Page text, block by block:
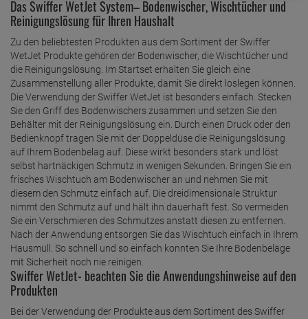
Das Swiffer WetJet System– Bodenwischer, Wischtücher und
Reinigungslösung für Ihren Haushalt
Zu den beliebtesten Produkten aus dem Sortiment der Swiffer
WetJet Produkte gehören der Bodenwischer, die Wischtücher und
die Reinigungslösung. Im Startset erhalten Sie gleich eine
Zusammenstellung aller Produkte, damit Sie direkt loslegen können.
Die Verwendung der Swiffer WetJet ist besonders einfach. Stecken
Sie den Griff des Bodenwischers zusammen und setzen Sie den
Behälter mit der Reinigungslösung ein. Durch einen Druck oder den
Bedienknopf tragen Sie mit der Doppeldüse die Reinigungslösung
auf Ihrem Bodenbelag auf. Diese wirkt besonders stark und löst
selbst hartnäckigen Schmutz in wenigen Sekunden. Bringen Sie ein
frisches Wischtuch am Bodenwischer an und nehmen Sie mit
diesem den Schmutz einfach auf. Die dreidimensionale Struktur
nimmt den Schmutz auf und hält ihn dauerhaft fest. So vermeiden
Sie ein Verschmieren des Schmutzes anstatt diesen zu entfernen.
Nach der Anwendung entsorgen Sie das Wischtuch einfach in Ihrem
Hausmüll. So schnell und so einfach konnten Sie Ihre Bodenbeläge
mit Sicherheit noch nie reinigen.
Swiffer WetJet- beachten Sie die Anwendungshinweise auf den
Produkten
Bei der Verwendung der Produkte aus dem Sortiment des Swiffer